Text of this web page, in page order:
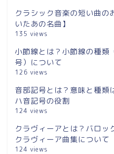
クラシック音楽の短い曲
いたあの名曲】
135 views
小節線とは？小節線の種類
号）について
126 views
音部記号とは？意味と種類
ハ音記号の役割
124 views
クラヴィーアとは？バロッ
クラヴィーア曲集について
124 views